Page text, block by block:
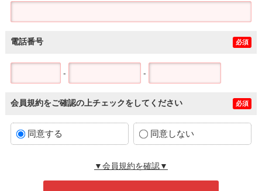
電話番号 必須
- -
会員規約をご確認の上チェックをしてください 必須
同意する 同意しない
▼会員規約を確認▼